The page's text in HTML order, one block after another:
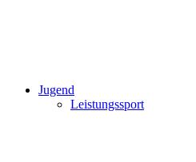
Jugend
Leistungssport